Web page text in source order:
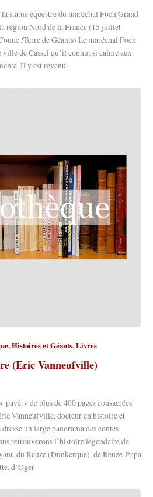
statue équestre du maréchal Foch Grand
région Nord de la France (15 juillet
/Terre de Géants) Le maréchal Foch
ville de Cassel qu’il connut si calme aux
Il y est revenu
,Histoires et Géants,Livres
(Eric Vanneufville)
» de plus de 400 pages consacrées
Vanneufville, docteur en histoire et
un large panorama des contes
retrouverons l’histoire légendaire de
du Reuze (Dunkerque), de Reuze-Papa
d’Oger